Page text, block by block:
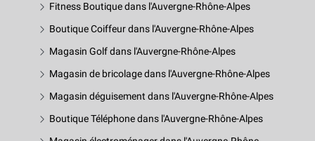
Fitness Boutique dans l'Auvergne-Rhône-Alpes
Boutique Coiffeur dans l'Auvergne-Rhône-Alpes
Magasin Golf dans l'Auvergne-Rhône-Alpes
Magasin de bricolage dans l'Auvergne-Rhône-Alpes
Magasin déguisement dans l'Auvergne-Rhône-Alpes
Boutique Téléphone dans l'Auvergne-Rhône-Alpes